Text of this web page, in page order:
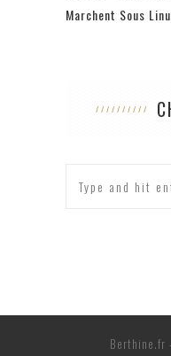
Marchent Sous
Berthine.fr